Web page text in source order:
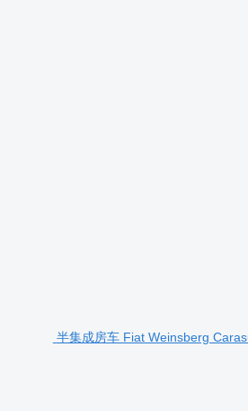
半集成房车 Fiat Weinsberg